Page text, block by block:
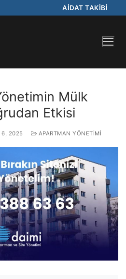
AİDAT TAKİBİ
Mülk
Etkisi
6, 2025 APARTMAN YÖNETIMI